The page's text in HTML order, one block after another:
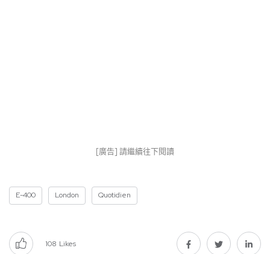
[廣告] 請繼續往下閱讀
E-400 London Quotidien
108 Likes